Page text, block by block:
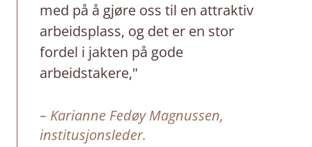
med på å gjøre oss til en attraktiv
arbeidsplass, og det er en stor
fordel i jakten på gode
arbeidstakere,"
– Karianne Fedøy Magnussen,
institusjonsleder.